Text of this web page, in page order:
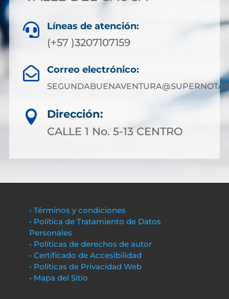
 Líneas de atención:
(+57 )3207107159
 Correo electrónico:

Dirección:
CALLE 1 No. 5-13 CENTRO
• Términos y condiciones
• Política de Tratamiento de Datos
Personales
• Políticas de derechos de autor
• Certificado de Accesibilidad
• Políticas de Privacidad Web
• Mapa del Sitio